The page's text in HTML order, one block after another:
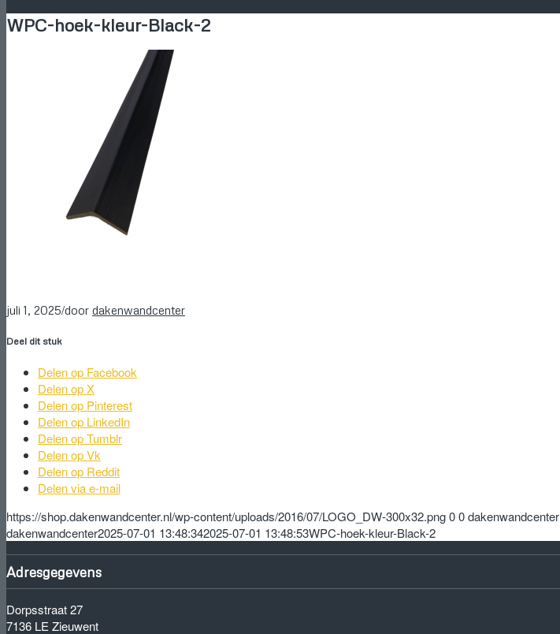
WPC-hoek-kleur-Black-2
juli 1, 2025/door dakenwandcenter
Deel dit stuk
Delen op Facebook
Delen op X
Delen op Pinterest
Delen op LinkedIn
Delen op Tumblr
Delen op Vk
Delen op Reddit
Delen via e-mail
https://shop.dakenwandcenter.nl/wp-content/uploads/2016/07/LOGO_DW-300x32.png00dakenwandcenter
dakenwandcenter2025-07-01 13:48:342025-07-01 13:48:53WPC-hoek-kleur-Black-2
Adresgegevens
Dorpsstraat 27
7136 LE Zieuwent